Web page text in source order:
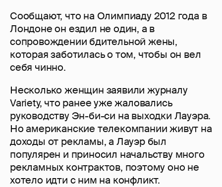
Сообщают, что на Олимпиаду 2012 года в
Лондоне он ездил не один, а в
сопровождении бдительной жены,
которая заботилась о том, чтобы он вел
себя чинно.
Несколько женщин заявили журналу
Variety, что ранее уже жаловались
руководству Эн-би-си на выходки Лауэра.
Но американские телекомпании живут на
доходы от рекламы, а Лауэр был
популярен и приносил начальству много
рекламных контрактов, поэтому оно не
хотело идти с ним на конфликт.